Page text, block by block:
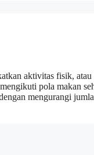
aktivitas fisik,
pola makan
mengurangi